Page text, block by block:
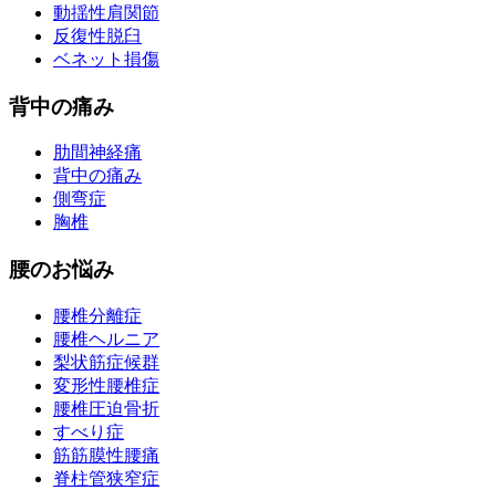
動揺性肩関節
反復性脱臼
ベネット損傷
背中の痛み
肋間神経痛
背中の痛み
側弯症
胸椎
腰のお悩み
腰椎分離症
腰椎ヘルニア
梨状筋症候群
変形性腰椎症
腰椎圧迫骨折
すべり症
筋筋膜性腰痛
脊柱管狭窄症